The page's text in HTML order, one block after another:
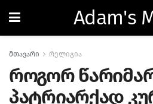
Adam's
მთავარი რელიგია
როგორ
პატრიარქად